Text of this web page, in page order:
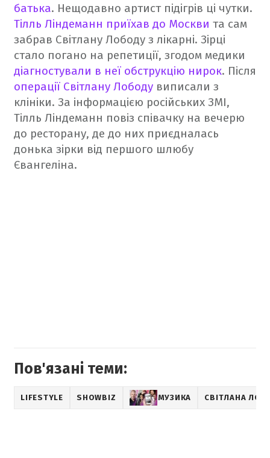
батька. Нещодавно артист підігрів ці чутки.
Тілль Ліндеманн приїхав до Москви та сам
забрав Світлану Лободу з лікарні. Зірці
стало погано на репетиції, згодом медики
діагностували в неї обструкцію нирок. Після
операції Світлану Лободу виписали з
клініки. За інформацією російських ЗМІ,
Тілль Ліндеманн повіз співачку на вечерю
до ресторану, де до них приєдналась
донька зірки від першого шлюбу
Євангеліна.
Пов'язані теми:
LIFESTYLE SHOWBIZ МУЗИКА СВІТЛАНА